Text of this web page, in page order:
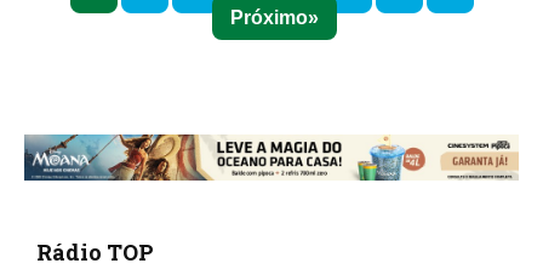
Próximo
Rádio TOP